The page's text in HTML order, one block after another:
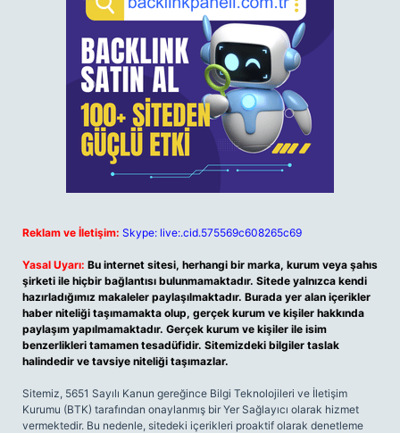
Reklam ve İletişim: Skype: live:.cid.575569c608265c69
Yasal Uyarı: Bu internet sitesi, herhangi bir marka, kurum veya şahıs
şirketi ile hiçbir bağlantısı bulunmamaktadır. Sitede yalnızca kendi
hazırladığımız makaleler paylaşılmaktadır. Burada yer alan içerikler
haber niteliği taşımamakta olup, gerçek kurum ve kişiler hakkında
paylaşım yapılmamaktadır. Gerçek kurum ve kişiler ile isim
benzerlikleri tamamen tesadüfidir. Sitemizdeki bilgiler taslak
halindedir ve tavsiye niteliği taşımazlar.
Sitemiz, 5651 Sayılı Kanun gereğince Bilgi Teknolojileri ve İletişim
Kurumu (BTK) tarafından onaylanmış bir Yer Sağlayıcı olarak hizmet
vermektedir. Bu nedenle, sitedeki içerikleri proaktif olarak denetleme